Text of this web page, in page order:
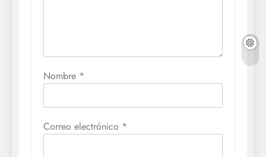
Nombre *
Correo electrónico *